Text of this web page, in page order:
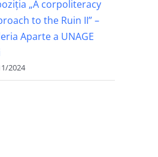
„A corpoliteracy
to the Ruin II” –
Aparte a UNAGE
2024